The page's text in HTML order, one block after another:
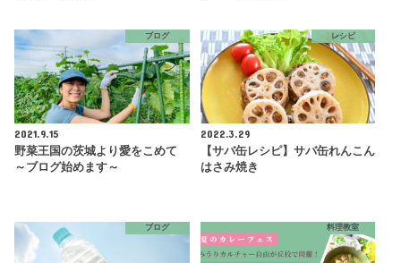
ブログ
2021.9.15
野菜王国の茨城より愛をこめて
～ブログ始めます～
レシピ
2022.3.29
【サバ缶レシピ】サバ缶れんこん
はさみ焼き
ブログ 料理教室